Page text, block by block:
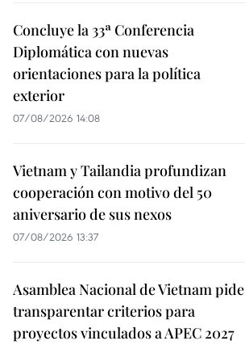
Concluye la 33ª Conferencia
Diplomática con nuevas
orientaciones para la política
exterior
07/08/2026 14:08
Vietnam y Tailandia profundizan
cooperación con motivo del 50
aniversario de sus nexos
07/08/2026 13:37
Asamblea Nacional de Vietnam pide
transparentar criterios para
proyectos vinculados a APEC 2027